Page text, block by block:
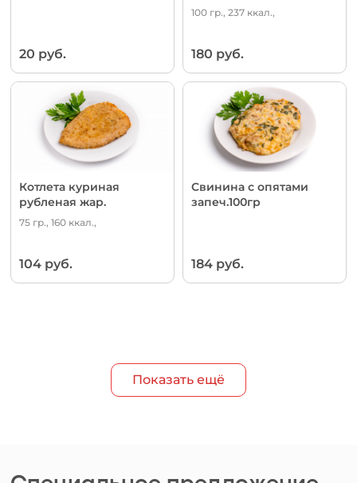
20 руб.
100 гр., 237 ккал.,
180 руб.
Котлета куриная
рубленая жар.
75 гр., 160 ккал.,
104 руб.
Свинина с опятами
запеч.100гр
184 руб.
Показать ещё